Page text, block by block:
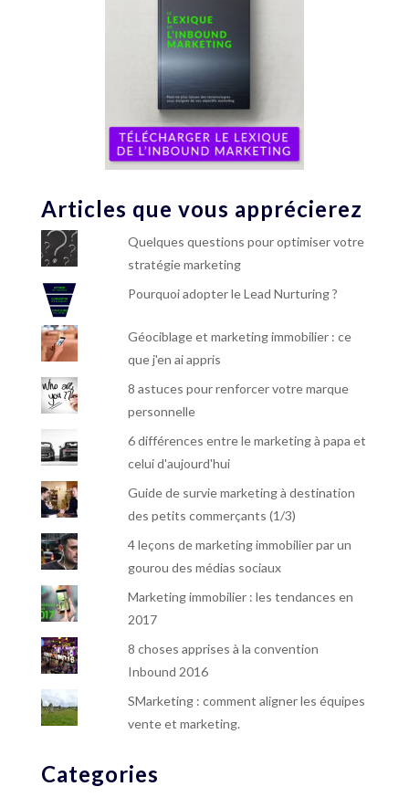
Articles que vous apprécierez
Quelques questions pour optimiser votre
stratégie marketing
Pourquoi adopter le Lead Nurturing ?
Géociblage et marketing immobilier : ce
que j'en ai appris
8 astuces pour renforcer votre marque
personnelle
6 différences entre le marketing à papa et
celui d'aujourd'hui
Guide de survie marketing à destination
des petits commerçants (1/3)
4 leçons de marketing immobilier par un
gourou des médias sociaux
Marketing immobilier : les tendances en
2017
8 choses apprises à la convention
Inbound 2016
SMarketing : comment aligner les équipes
vente et marketing.
Categories